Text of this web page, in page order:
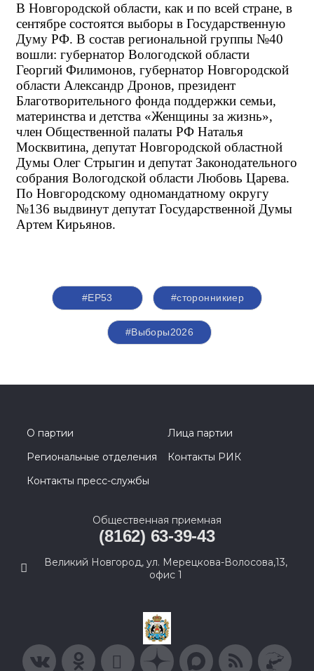
В Новгородской области, как и по всей стране, в
сентябре состоятся выборы в Государственную
Думу РФ. В состав региональной группы №40
вошли: губернатор Вологодской области
Георгий Филимонов, губернатор Новгородской
области Александр Дронов, президент
Благотворительного фонда поддержки семьи,
материнства и детства «Женщины за жизнь»,
член Общественной палаты РФ Наталья
Москвитина, депутат Новгородской областной
Думы Олег Стрыгин и депутат Законодательного
собрания Вологодской области Любовь Царева.
По Новгородскому одномандатному округу
№136 выдвинут депутат Государственной Думы
Артем Кирьянов.
#ЕР53 #сторонникиер
#Выборы2026
О партии
Лица партии
Региональные отделения
Контакты РИК
Контакты пресс-службы
Общественная приемная
(8162) 63-39-43
Великий Новгород, ул. Мерецкова-Волосова,13,
офис 1